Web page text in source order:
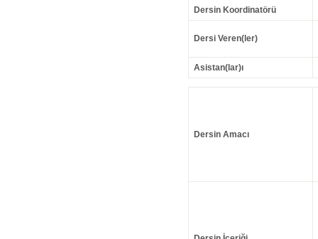
Dersin Koordinatörü
Dersi Veren(ler)
Asistan(lar)ı
Dersin Amacı